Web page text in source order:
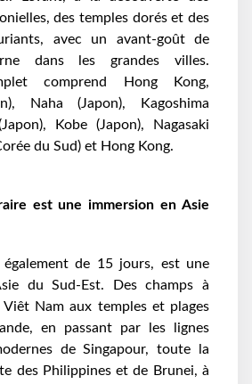
des temples dorés et des
avec un avant-goût de
dans les grandes villes.
comprend Hong Kong,
Naha (Japon), Kagoshima
Kobe (Japon), Nagasaki
du Sud) et Hong Kong.
est une immersion en Asie
également de 15 jours, est une
du Sud-Est. Des champs à
Nam aux temples et plages
en passant par les lignes
de Singapour, toute la
des Philippines et de Brunei, à